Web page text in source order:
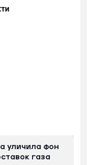
уличила фон
газа